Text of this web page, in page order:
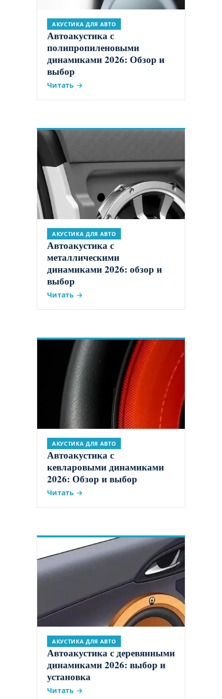
АКУСТИКА ДЛЯ АВТО
Автоакустика с
полипропиленовыми
динамиками 2026: Обзор и
выбор
Читать →
АКУСТИКА ДЛЯ АВТО
Автоакустика с
металлическими
динамиками 2026: обзор и
выбор
Читать →
АКУСТИКА ДЛЯ АВТО
Автоакустика с
кевларовыми динамиками
2026: Обзор и выбор
Читать →
АКУСТИКА ДЛЯ АВТО
Автоакустика с деревянными
динамиками 2026: выбор и
установка
Читать →